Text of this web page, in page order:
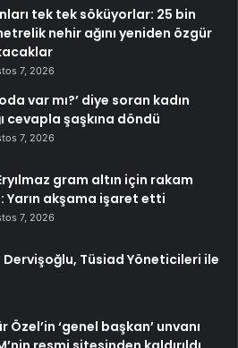
tek tek söküyorlar: 25 bin
nehir ağını yeniden özgür
7, 2026
var mı?’ diye soran kadın
cevapla şaşkına döndü
7, 2026
gram altın için rakam
Yarın akşama işaret etti
7, 2026
Dervişoğlu, Tüsiad Yöneticileri ile
Özel’in ‘genel başkan’ unvanı